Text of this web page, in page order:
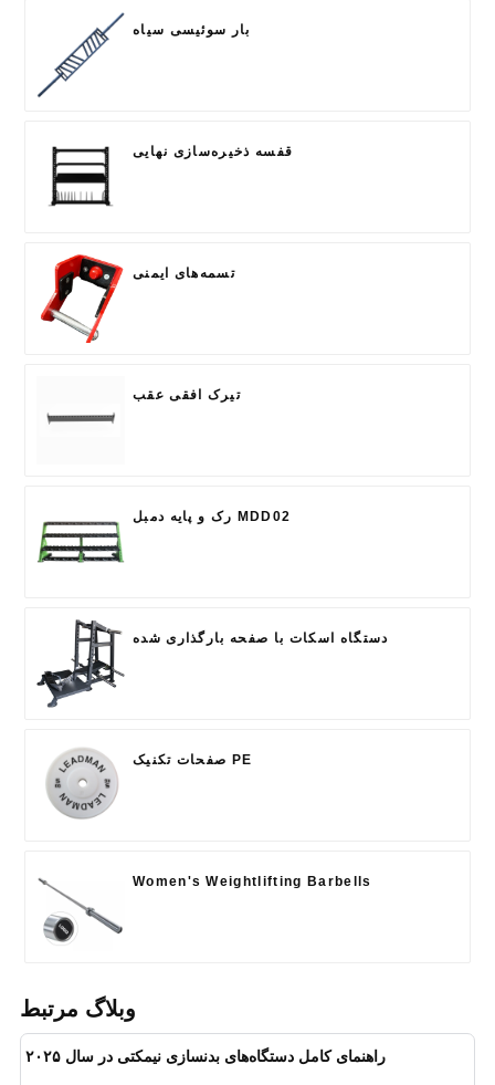
بار سوئیسی سیاه
قفسه ذخیره‌سازی نهایی
تسمه‌های ایمنی
تیرک افقی عقب
رک و پایه دمبل MDD02
دستگاه اسکات با صفحه بارگذاری شده
صفحات تکنیک PE
Women's Weightlifting Barbells
وبلاگ مرتبط
راهنمای کامل دستگاه‌های بدنسازی نیمکتی در سال ۲۰۲۵